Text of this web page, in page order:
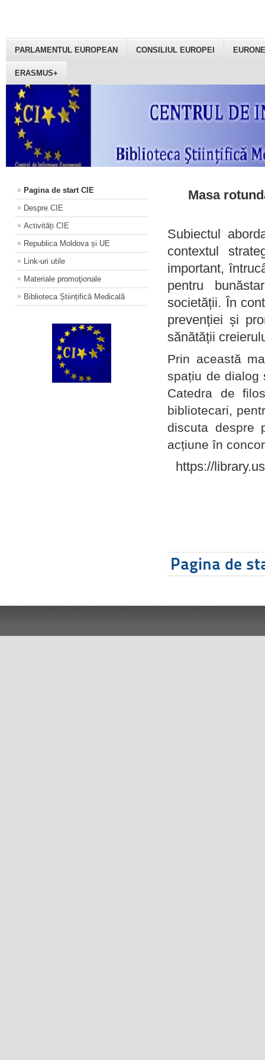
PARLAMENTUL EUROPEAN CONSILIUL EUROPEI
ERASMUS+
Pagina de start CIE
Despre CIE
Activități CIE
Republica Moldova și UE
Link-uri utile
Materiale promoţionale
Biblioteca Științifică Medicală
Masa
Subiectul
contextul
important,
pentru
societății. În
prevenției și
sănătății
Prin această
spațiu de dialog
Catedra de
bibliotecari,
discuta despre
acțiune în
https://
Pagina de